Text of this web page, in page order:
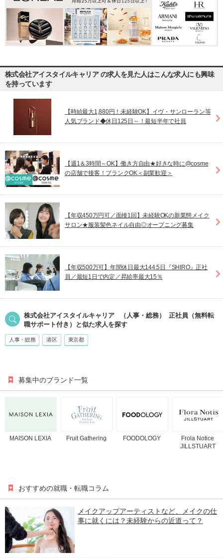
株式会社アイスタイルキャリア の求人を見た人はこんな求人にも興味
を持っています
【時給最大1,880円！未経験OK】イヴ・サンローラン等
人気ブランド◆休日125日～！最短半年で社員
【週1＆3時間～OK】働き方自由★好きな時に@cosme
の店舗で接客！ブランクOK＜副業歓迎＞
【年収450万円可／面接1回】未経験OKの新業態メイク
サロン★服装髪色ネイル自由◎オープニング募集
【年収500万可】年間休日最大144.5日『SHIRO』正社
員／最短1日で内定／昇給率最大15％
株式会社アイスタイルキャリア （人事・総務）
正社員（無料転
職サポート付き）
と似た求人を探す
人事・総務 港区 東京都
募集中のブランド一覧
MAISON LEXIA Fruit Gathering FOODOLOGY
Frola Notice
JILLSTUART
おすすめの就職・転職コラム
メイクアップアーティストなど、メイクの仕
事に就くには？未経験からの近道って？